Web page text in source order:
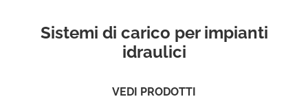
Sistemi di carico per impianti
idraulici
VEDI PRODOTTI